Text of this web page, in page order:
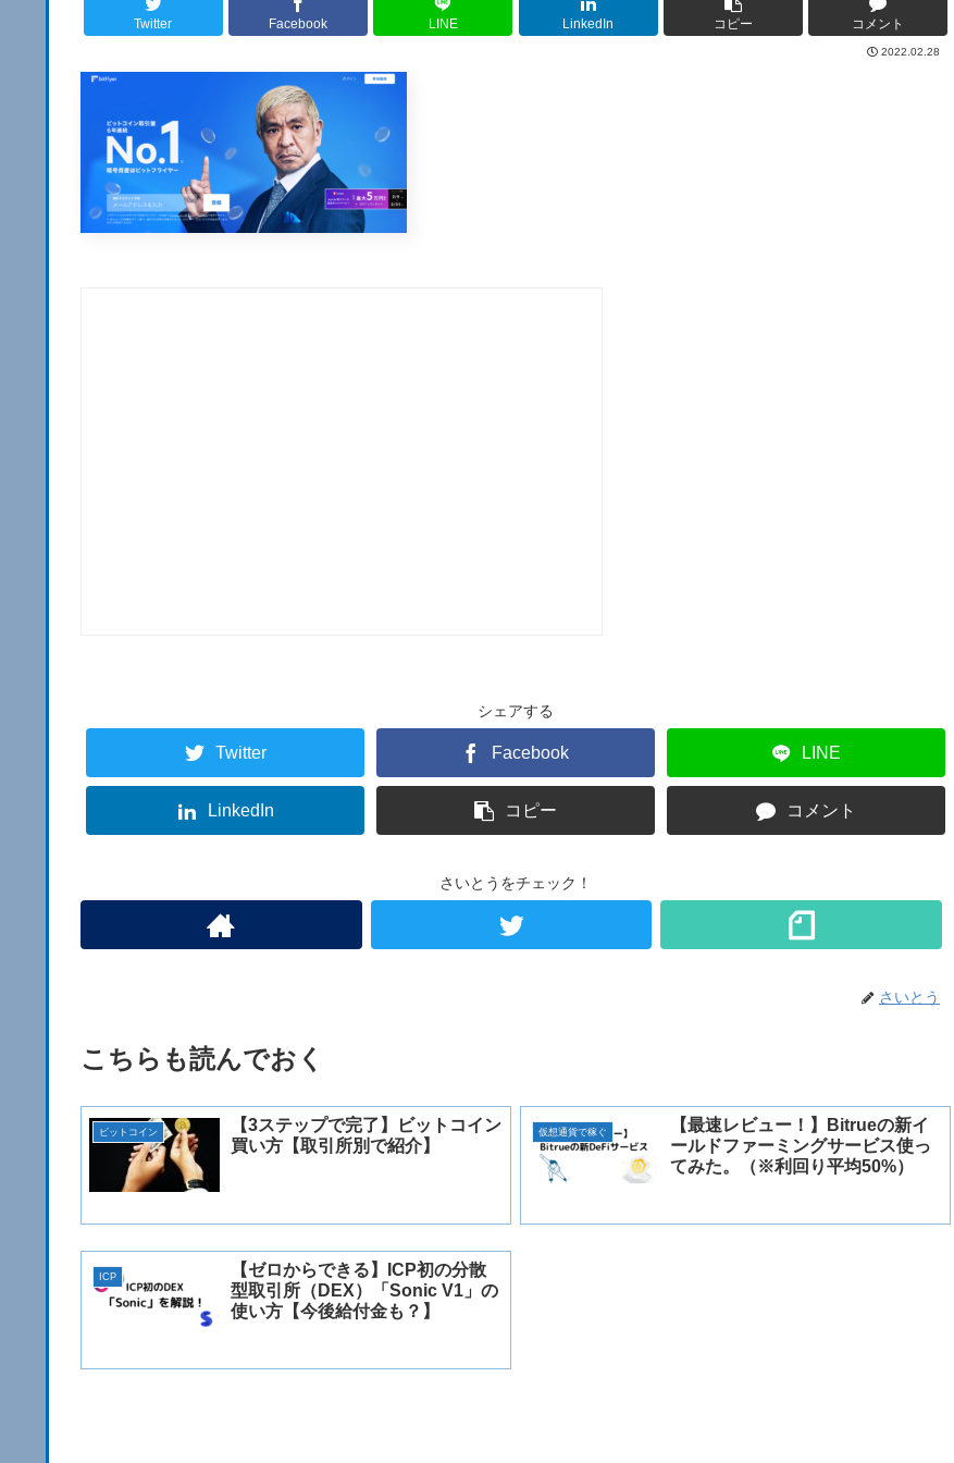
Twitter Facebook LINE LinkedIn コピー コメント
2022.02.28
シェアする
Twitter Facebook LINE
LinkedIn コピー コメント
さいとうをチェック！
さいとう
こちらも読んでおく
ビットコイン
【3ステップで完了】ビットコイン
買い方【取引所別で紹介】
仮想通貨で稼ぐ
【最速レビュー！】Bitrueの新イ
ールドファーミングサービス使っ
てみた。（※利回り平均50%）
ICP
【ゼロからできる】ICP初の分散
型取引所（DEX）「Sonic V1」の
使い方【今後給付金も？】